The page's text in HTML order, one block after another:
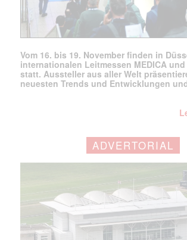
Vom 16. bis 19. November finden in
internationalen Leitmessen MEDICA und
statt. Aussteller aus aller Welt
neuesten Trends und Entwicklungen
ADVERTORIAL